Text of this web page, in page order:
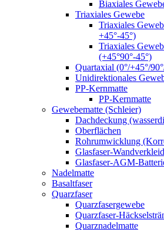
Biaxiales
Triaxiales Gewebe
Triaxiales
+45°-45°)
Triaxiales
(+45°90°-45°)
Quartaxial (0°/+45°/
Unidirektionales
PP-Kernmatte
PP-Kernmatte
Gewebematte (Schleier)
Dachdeckung
Oberflächen
Rohrumwicklung
Glasfaser-
Glasfaser-AGM-
Nadelmatte
Basaltfaser
Quarzfaser
Quarzfasergewebe
Quarzfaser-
Quarznadelmatte